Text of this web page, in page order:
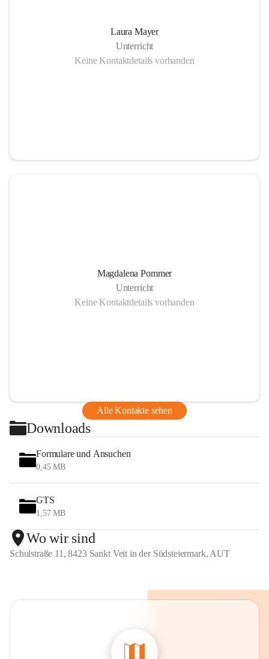
Laura Mayer
Unterricht
Keine Kontaktdetails vorhanden
Magdalena Pommer
Unterricht
Keine Kontaktdetails vorhanden
Alle Kontakte sehen
Downloads
Formulare und Ansuchen
0,45 MB
GTS
1,57 MB
Wo wir sind
Schulstraße 11, 8423 Sankt Veit in der Südsteiermark, AUT